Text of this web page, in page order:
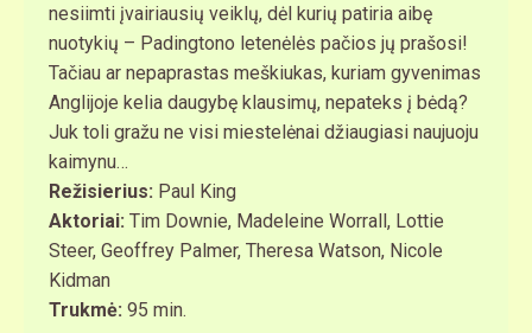
nesiimti įvairiausių veiklų, dėl kurių patiria aibę
nuotykių – Padingtono letenėlės pačios jų prašosi!
Tačiau ar nepaprastas meškiukas, kuriam gyvenimas
Anglijoje kelia daugybę klausimų, nepateks į bėdą?
Juk toli gražu ne visi miestelėnai džiaugiasi naujuoju
kaimynu…
Režisierius: Paul King
Aktoriai: Tim Downie, Madeleine Worrall, Lottie
Steer, Geoffrey Palmer, Theresa Watson, Nicole
Kidman
Trukmė: 95 min.